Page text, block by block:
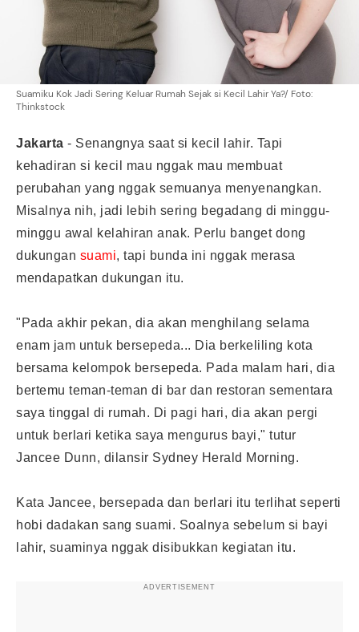
Suamiku Kok Jadi Sering Keluar Rumah Sejak si Kecil Lahir Ya?/ Foto:
Thinkstock
Jakarta - Senangnya saat si kecil lahir. Tapi
kehadiran si kecil mau nggak mau membuat
perubahan yang nggak semuanya menyenangkan.
Misalnya nih, jadi lebih sering begadang di minggu-
minggu awal kelahiran anak. Perlu banget dong
dukungan suami, tapi bunda ini nggak merasa
mendapatkan dukungan itu.
"Pada akhir pekan, dia akan menghilang selama
enam jam untuk bersepeda... Dia berkeliling kota
bersama kelompok bersepeda. Pada malam hari, dia
bertemu teman-teman di bar dan restoran sementara
saya tinggal di rumah. Di pagi hari, dia akan pergi
untuk berlari ketika saya mengurus bayi," tutur
Jancee Dunn, dilansir Sydney Herald Morning.
Kata Jancee, bersepada dan berlari itu terlihat seperti
hobi dadakan sang suami. Soalnya sebelum si bayi
lahir, suaminya nggak disibukkan kegiatan itu.
ADVERTISEMENT